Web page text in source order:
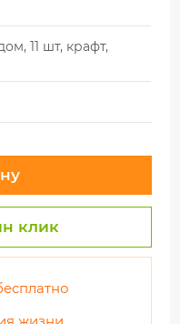
11 шт, крафт,
клик